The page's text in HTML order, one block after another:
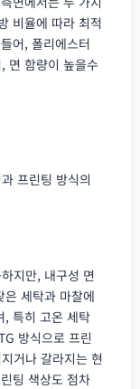
비율에 따라 최적
어, 폴리에스터
면 함량이 높을수
프린팅 방식의
지만, 내구성 면
세탁과 마찰에
, 특히 고온 세탁
방식으로 프린
거나 갈라지는 현
팅 색상도 점차